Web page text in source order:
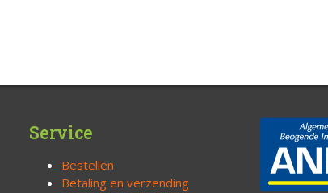
Service
Bestellen
Betaling en verzending